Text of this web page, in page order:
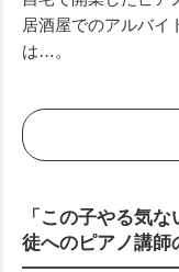
居酒屋でのアルバイ
は…。
「この子やる気
徒へのピアノ講師